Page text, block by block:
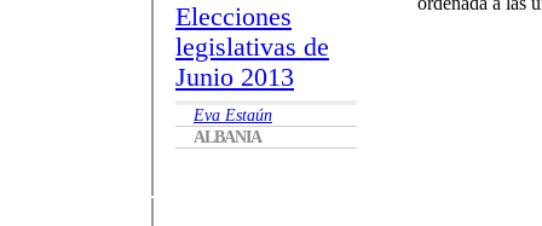
Elecciones
legislativas de
Junio 2013
Eva Estaún
ALBANIA